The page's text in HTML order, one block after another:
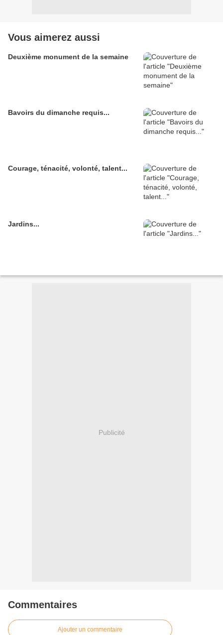
Vous aimerez aussi
Deuxième monument de la semaine
Bavoirs du dimanche requis...
Courage, ténacité, volonté, talent...
Jardins...
Publicité
Commentaires
Ajouter un commentaire